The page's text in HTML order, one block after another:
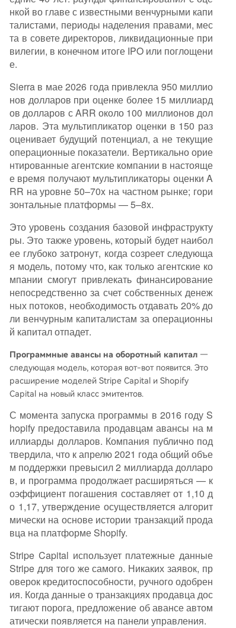
нкой во главе с известными венчурными капи
талистами, периоды наделения правами, мес
та в совете директоров, ликвидационные при
вилегии, в конечном итоге IPO или поглощени
е.
Sierra в мае 2026 года привлекла 950 миллио
нов долларов при оценке более 15 миллиард
ов долларов с ARR около 100 миллионов дол
ларов. Эта мультипликатор оценки в 150 раз
оценивает будущий потенциал, а не текущие
операционные показатели. Вертикально орие
нтированные агентские компании в настояще
е время получают мультипликаторы оценки A
RR на уровне 50–70x на частном рынке; гори
зонтальные платформы — 5–8x.
Это уровень создания базовой инфраструкту
ры. Это также уровень, который будет наибол
ее глубоко затронут, когда созреет следующа
я модель, потому что, как только агентские ко
мпании смогут привлекать финансирование
непосредственно за счет собственных денеж
ных потоков, необходимость отдавать 20% до
ли венчурным капиталистам за операционны
й капитал отпадет.
Программные авансы на оборотный капитал —
следующая модель, которая вот-вот появится. Это
расширение моделей Stripe Capital и Shopify
Capital на новый класс эмитентов.
С момента запуска программы в 2016 году S
hopify предоставила продавцам авансы на м
иллиарды долларов. Компания публично под
твердила, что к апрелю 2021 года общий объе
м поддержки превысил 2 миллиарда долларо
в, и программа продолжает расширяться — к
оэффициент погашения составляет от 1,10 д
о 1,17, утверждение осуществляется алгорит
мически на основе истории транзакций прода
вца на платформе Shopify.
Stripe Capital использует платежные данные
Stripe для того же самого. Никаких заявок, пр
оверок кредитоспособности, ручного одобрен
ия. Когда данные о транзакциях продавца дос
тигают порога, предложение об авансе автом
атически появляется на панели управления.